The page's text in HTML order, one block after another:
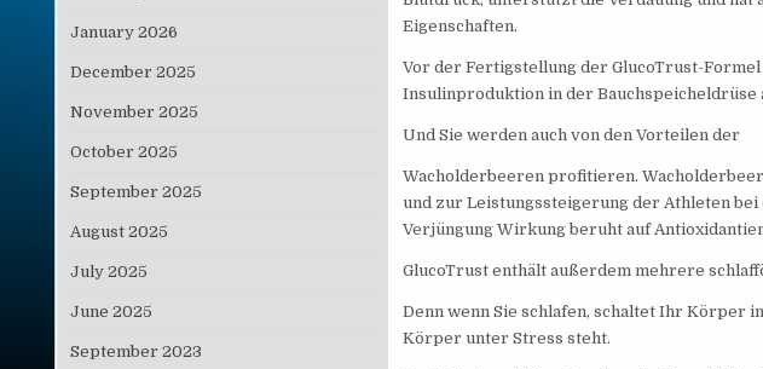
Eigenschaften.
Vor der Fertigstellung der GlucoTrust-
Insulinproduktion in der Bauchspeicheldrüse
Und Sie werden auch von den Vorteilen der
Wacholderbeeren profitieren.
und zur Leistungssteigerung der Athleten
Verjüngung Wirkung beruht auf
GlucoTrust enthält außerdem mehrere
Denn wenn Sie schlafen, schaltet Ihr Körper
Körper unter Stress steht.
January 2026
December 2025
November 2025
October 2025
September 2025
August 2025
July 2025
June 2025
September 2023